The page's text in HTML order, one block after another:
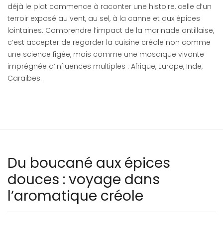
déjà le plat commence à raconter une histoire, celle d’un
terroir exposé au vent, au sel, à la canne et aux épices
lointaines. Comprendre l’impact de la marinade antillaise,
c’est accepter de regarder la cuisine créole non comme
une science figée, mais comme une mosaïque vivante
imprégnée d’influences multiples : Afrique, Europe, Inde,
Caraïbes.
Du boucané aux épices
douces : voyage dans
l’aromatique créole